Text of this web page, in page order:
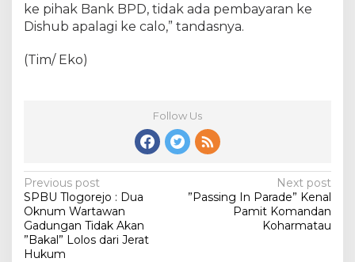
ke pihak Bank BPD, tidak ada pembayaran ke
Dishub apalagi ke calo,” tandasnya.
(Tim/ Eko)
Follow Us
Post
navigation
Previous post
SPBU Tlogorejo : Dua
Oknum Wartawan
Gadungan Tidak Akan
”Bakal” Lolos dari Jerat
Hukum
Next post
”Passing In Parade” Kenal
Pamit Komandan
Koharmatau